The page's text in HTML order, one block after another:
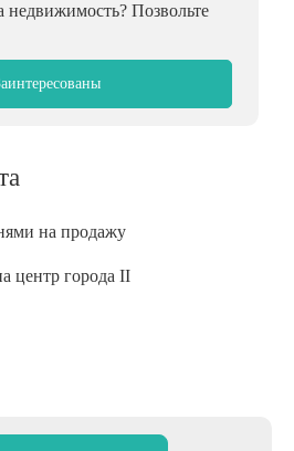
недвижимость? Позвольте
на продажу
центр города II